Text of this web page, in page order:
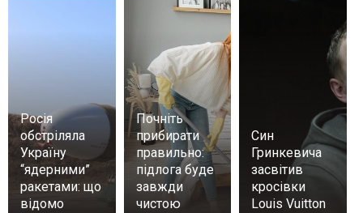
Росія
обстріляла
Україну
“ядерними”
ракетами: що
відомо
Почніть
прибирати
правильно:
підлога буде
завжди
чистою
Син
Гринкевича
засвітив
кросівки
Louis Vuitton